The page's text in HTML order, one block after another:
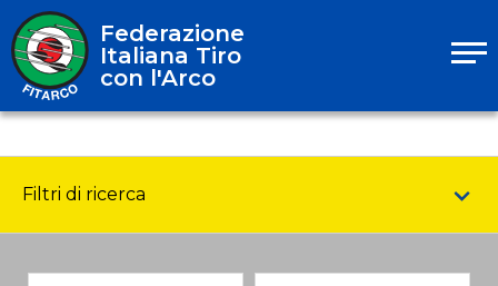
Federazione
Italiana Tiro
con l'Arco
Filtri di ricerca